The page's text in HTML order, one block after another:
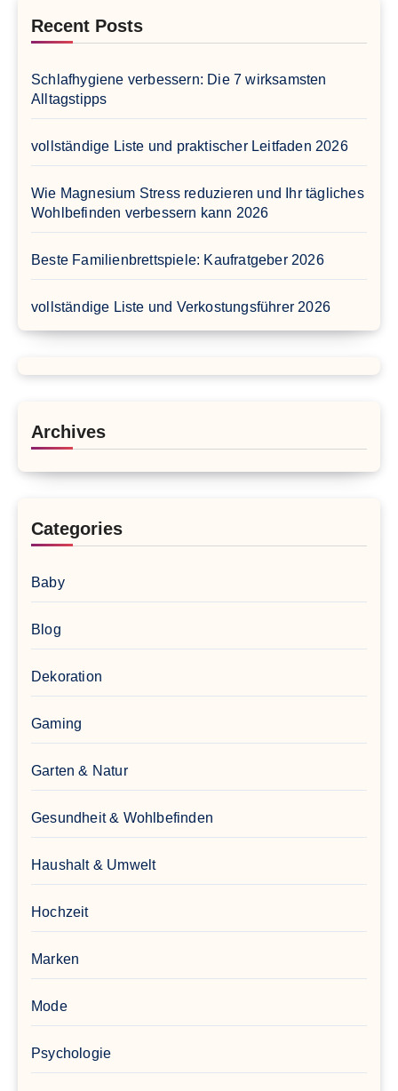
Recent Posts
Schlafhygiene verbessern: Die 7 wirksamsten
Alltagstipps
vollständige Liste und praktischer Leitfaden 2026
Wie Magnesium Stress reduzieren und Ihr tägliches
Wohlbefinden verbessern kann 2026
Beste Familienbrettspiele: Kaufratgeber 2026
vollständige Liste und Verkostungsführer 2026
Archives
Categories
Baby
Blog
Dekoration
Gaming
Garten & Natur
Gesundheit & Wohlbefinden
Haushalt & Umwelt
Hochzeit
Marken
Mode
Psychologie